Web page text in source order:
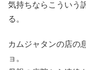
気持ちならこういう
る。
カムジャタンの店の
ョ。